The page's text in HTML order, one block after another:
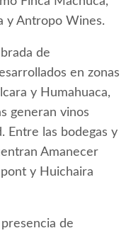
y Antropo Wines.
de
en zonas
y Humahuaca,
generan vinos
Entre las bodegas y
Amanecer
y Huichaira
de